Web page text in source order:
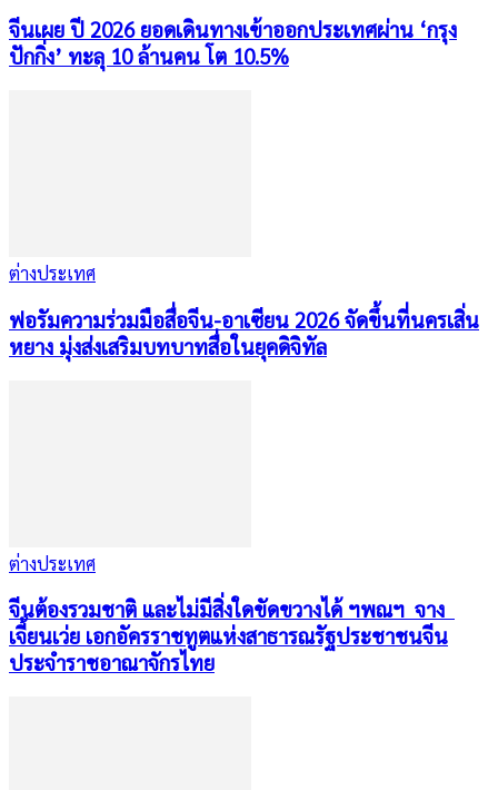
จีนเผย ปี 2026 ยอดเดินทางเข้าออกประเทศผ่าน ‘กรุง
ปักกิ่ง’ ทะลุ 10 ล้านคน โต 10.5%
ต่างประเทศ
ฟอรัมความร่วมมือสื่อจีน-อาเซียน 2026 จัดขึ้นที่นครเสิ่น
หยาง มุ่งส่งเสริมบทบาทสื่อในยุคดิจิทัล
ต่างประเทศ
จีนต้องรวมชาติ และไม่มีสิ่งใดขัดขวางได้ ฯพณฯ จาง
เจี้ยนเว่ย เอกอัครราชทูตแห่งสาธารณรัฐประชาชนจีน
ประจำราชอาณาจักรไทย